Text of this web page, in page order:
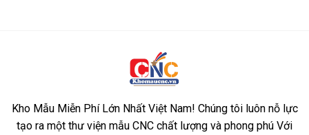
Kho Mẫu Miễn Phí Lớn Nhất Việt Nam! Chúng tôi luôn nỗ lực
tạo ra một thư viện mẫu CNC chất lượng và phong phú Với